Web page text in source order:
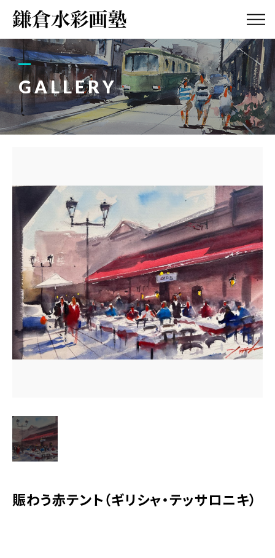
GALLERY
賑わう赤テント（ギリシャ・テッサロニキ）
ABOUT
画塾紹介・
アクセス
LESSON
教室案内
PROFILE
塾長紹介
BLOG
画塾ブログ
ATELIER
水彩ブログ
CONTACT
お問い合わせ
取材・制作のご依頼 作品購入